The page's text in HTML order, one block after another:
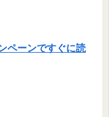
ペーンですぐに読